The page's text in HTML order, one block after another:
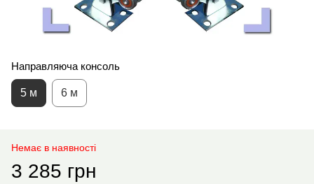
Направляюча консоль
5 м 6 м
Немає в наявності
3 285 грн